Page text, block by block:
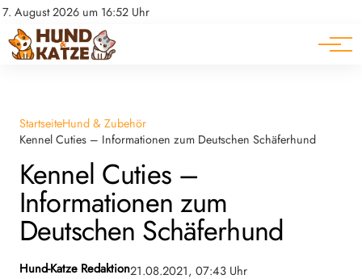
7. August 2026 um 16:52 Uhr
Datenschutz
Impressum
Pferde
Ratgeber
StartseiteHund & Zubehör
Kennel Cuties – Informationen zum Deutschen Schäferhund
Kennel Cuties –
Informationen zum
Deutschen Schäferhund
Hund-Katze Redaktion21.08.2021, 07:43 Uhr